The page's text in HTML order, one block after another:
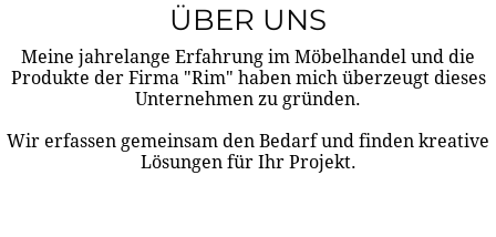
ÜBER UNS
Meine jahrelange Erfahrung im Möbelhandel und die
Produkte der Firma "Rim" haben mich überzeugt dieses
Unternehmen zu gründen.
Wir erfassen gemeinsam den Bedarf und finden kreative
Lösungen für Ihr Projekt.